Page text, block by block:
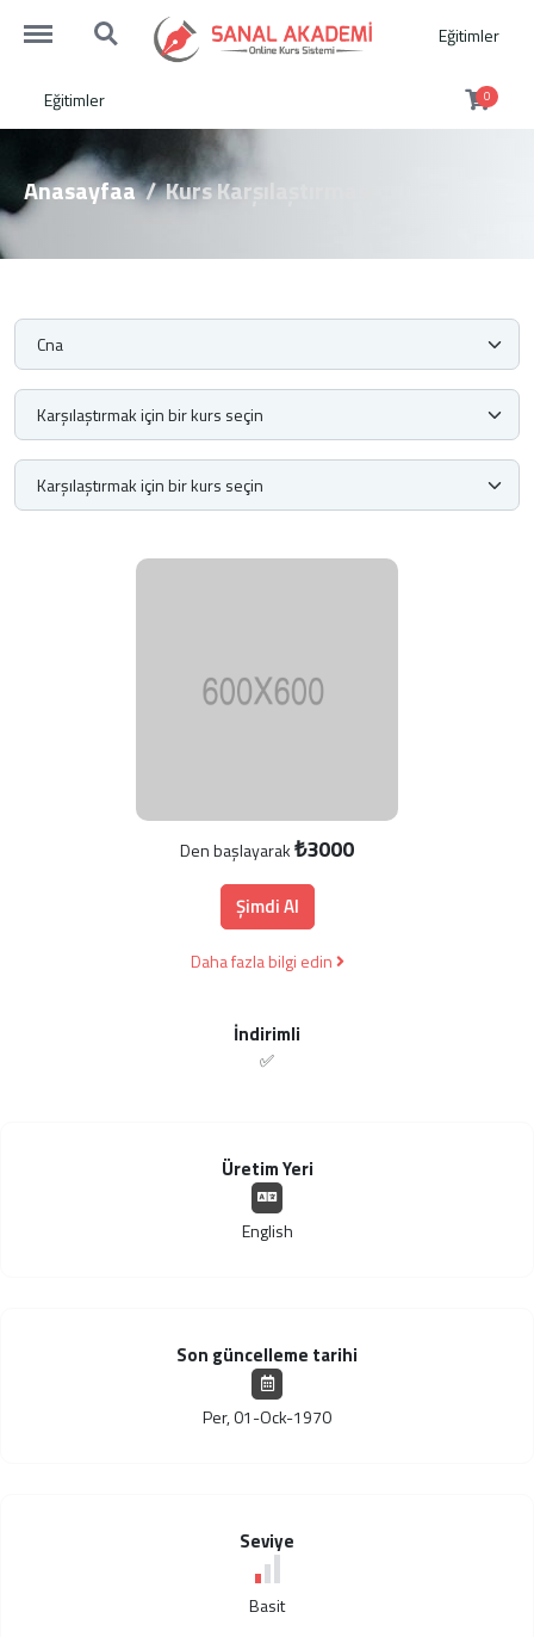
http://sanalakademi.demobul.com.tr/menu
http://sanalakademi.demobul.com.tr/search Eğitimler
Eğitimler 0
Anasayfaa Kurs Karşılaştırması
Den başlayarak₺3000
Şimdi Al
Daha fazla bilgi edin
İndirimli
✅
Üretim Yeri
English
Son güncelleme tarihi
Per, 01-Ock-1970
Seviye
Basit